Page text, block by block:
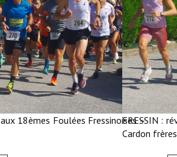
18èmes Foulées Fressinoises –
FRESSIN :
Cardon